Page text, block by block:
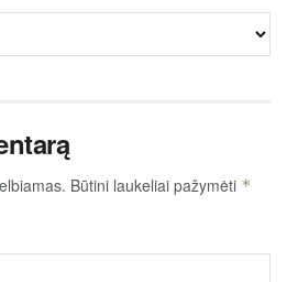
Būtini laukeliai pažymėti *